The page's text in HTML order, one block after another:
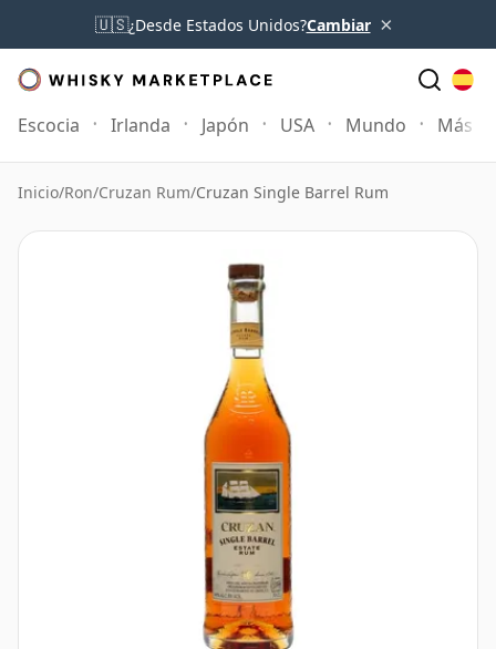
🇺🇸¿Desde Estados Unidos?Cambiar ×
Escocia Irlanda Japón USA Mundo Más
Inicio/Ron/Cruzan Rum/Cruzan Single Barrel Rum